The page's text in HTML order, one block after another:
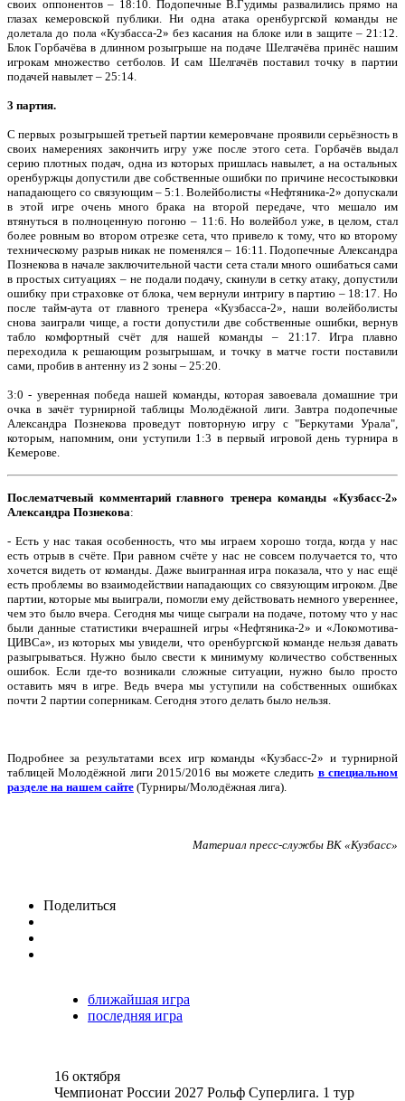
своих оппонентов – 18:10. Подопечные В.Гудимы развалились прямо на
глазах кемеровской публики. Ни одна атака оренбургской команды не
долетала до пола «Кузбасса-2» без касания на блоке или в защите – 21:12.
Блок Горбачёва в длинном розыгрыше на подаче Шелгачёва принёс нашим
игрокам множество сетболов. И сам Шелгачёв поставил точку в партии
подачей навылет – 25:14.
3 партия.
С первых розыгрышей третьей партии кемеровчане проявили серьёзность в
своих намерениях закончить игру уже после этого сета. Горбачёв выдал
серию плотных подач, одна из которых пришлась навылет, а на остальных
оренбуржцы допустили две собственные ошибки по причине несостыковки
нападающего со связующим – 5:1. Волейболисты «Нефтяника-2» допускали
в этой игре очень много брака на второй передаче, что мешало им
втянуться в полноценную погоню – 11:6. Но волейбол уже, в целом, стал
более ровным во втором отрезке сета, что привело к тому, что ко второму
техническому разрыв никак не поменялся – 16:11. Подопечные Александра
Познекова в начале заключительной части сета стали много ошибаться сами
в простых ситуациях – не подали подачу, скинули в сетку атаку, допустили
ошибку при страховке от блока, чем вернули интригу в партию – 18:17. Но
после тайм-аута от главного тренера «Кузбасса-2», наши волейболисты
снова заиграли чище, а гости допустили две собственные ошибки, вернув
табло комфортный счёт для нашей команды – 21:17. Игра плавно
переходила к решающим розыгрышам, и точку в матче гости поставили
сами, пробив в антенну из 2 зоны – 25:20.
3:0 - уверенная победа нашей команды, которая завоевала домашние три
очка в зачёт турнирной таблицы Молодёжной лиги. Завтра подопечные
Александра Познекова проведут повторную игру с "Беркутами Урала",
которым, напомним, они уступили 1:3 в первый игровой день турнира в
Кемерове.
Послематчевый комментарий главного тренера команды «Кузбасс-2»
Александра Познекова:
- Есть у нас такая особенность, что мы играем хорошо тогда, когда у нас
есть отрыв в счёте. При равном счёте у нас не совсем получается то, что
хочется видеть от команды. Даже выигранная игра показала, что у нас ещё
есть проблемы во взаимодействии нападающих со связующим игроком. Две
партии, которые мы выиграли, помогли ему действовать немного увереннее,
чем это было вчера. Сегодня мы чище сыграли на подаче, потому что у нас
были данные статистики вчерашней игры «Нефтяника-2» и «Локомотива-
ЦИВСа», из которых мы увидели, что оренбургской команде нельзя давать
разыгрываться. Нужно было свести к минимуму количество собственных
ошибок. Если где-то возникали сложные ситуации, нужно было просто
оставить мяч в игре. Ведь вчера мы уступили на собственных ошибках
почти 2 партии соперникам. Сегодня этого делать было нельзя.
Подробнее за результатами всех игр команды «Кузбасс-2» и турнирной
таблицей Молодёжной лиги 2015/2016 вы можете следить в специальном
разделе на нашем сайте (Турниры/Молодёжная лига).
Материал пресс-службы ВК «Кузбасс»
Поделиться
ближайшая игра
последняя игра
16 октября
Чемпионат России 2027 Рольф Суперлига. 1 тур